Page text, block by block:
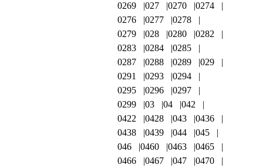
0269
027 0270
0274
0276
0277
0278
0279
028 0280
0282
0283
0284
0285
0287
0288 0289
029
0291
0293
0294
0295
0296
0297
0299
03 04
042
0422
0428 043
0436
0438
0439 044
045
046
0460 0463
0465
0466
0467 047
0470